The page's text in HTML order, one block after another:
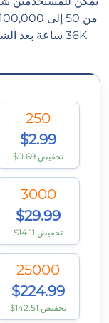
250
$2.99
$0.69 تخفيض
3000
$29.99
$14.11 تخفيض
25000
$224.99
$142.51 تخفيض